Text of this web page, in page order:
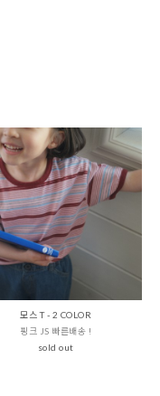
모스 T - 2 COLOR
핑크 JS 빠른배송 !
sold out